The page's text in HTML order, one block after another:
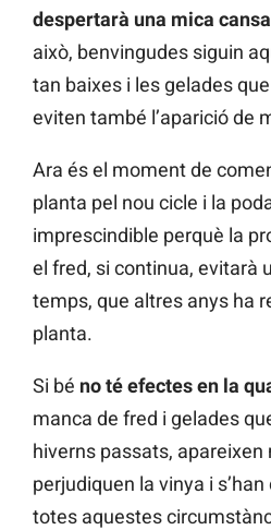
despertarà una mica
això, benvingudes siguin
tan baixes i les gelades
eviten també l’aparició de
Ara és el moment de
planta pel nou cicle i la
imprescindible perquè la
el fred, si continua, evitarà
temps, que altres anys ha
planta.
Si bé no té efectes en la
manca de fred i gelades
hiverns passats, apareixen
perjudiquen la vinya i
totes aquestes